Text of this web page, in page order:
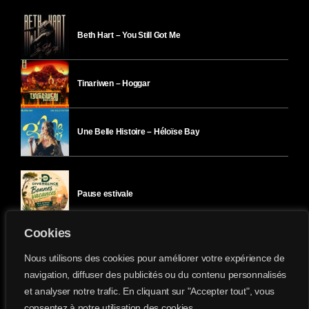
Cookies
Nous utilisons des cookies pour améliorer votre expérience de
navigation, diffuser des publicités ou du contenu personnalisés
et analyser notre trafic. En cliquant sur "Accepter tout", vous
Beth Hart – You Still Got Me
Tinariwen – Hoggar
Une Belle Histoire – Héloïse Bay
Pause estivale
Ici l’Ombre – mardi 28 juillet